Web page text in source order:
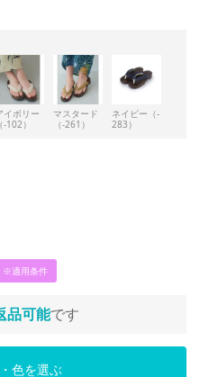
イボリー
（-102）
マスタード
（-261）
ネイビー（-
283）
※適用条件
品可能です
色を選ぶ